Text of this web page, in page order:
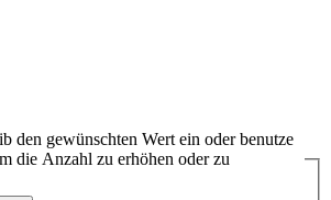
den gewünschten Wert ein oder benutze
die Anzahl zu erhöhen oder zu